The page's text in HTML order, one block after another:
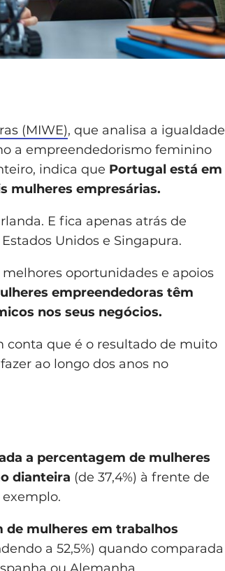
(MIWE), que analisa a igualdade
a empreendedorismo feminino
indica que Portugal está em
mulheres empresárias.
E fica apenas atrás de
Unidos e Singapura.
oportunidades e apoios
empreendedoras têm
nos seus negócios.
conta que é o resultado de muito
ao longo dos anos no
a percentagem de mulheres
dianteira (de 37,4%) à frente de
de mulheres em trabalhos
a 52,5%) quando comparada